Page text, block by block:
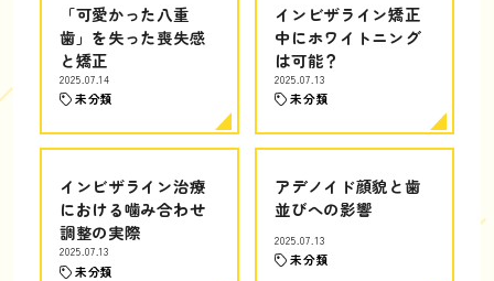
「可愛かった八重
歯」を失った喪失感
と矯正
2025.07.14
未分類
インビザライン矯正
中にホワイトニング
は可能？
2025.07.13
未分類
インビザライン治療
における噛み合わせ
調整の実際
2025.07.13
未分類
アデノイド顔貌と歯
並びへの影響
2025.07.13
未分類